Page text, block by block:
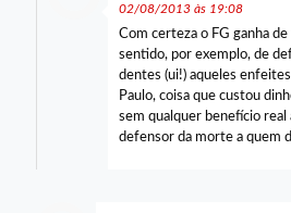
02/08/2013 às 19:08
Com certeza o FG ganha
sentido, por exemplo, de
dentes (ui!) aqueles
Paulo, coisa que custou
sem qualquer benefício real
defensor da morte a quem